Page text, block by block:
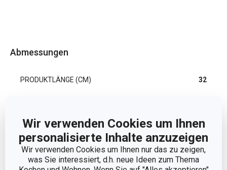
Wir verwenden Cookies um Ihnen
personalisierte Inhalte anzuzeigen
Wir verwenden Cookies um Ihnen nur das zu zeigen,
was Sie interessiert, d.h. neue Ideen zum Thema
Abmessungen
PRODUKTLÄNGE (CM) 32
Andere Parameter
DETAILS Mit Löchern